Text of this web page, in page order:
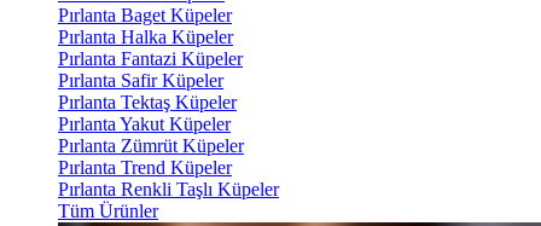
Pırlanta Baget Küpeler
Pırlanta Halka Küpeler
Pırlanta Fantazi Küpeler
Pırlanta Safir Küpeler
Pırlanta Tektaş Küpeler
Pırlanta Yakut Küpeler
Pırlanta Zümrüt Küpeler
Pırlanta Trend Küpeler
Pırlanta Renkli Taşlı Küpeler
Tüm Ürünler